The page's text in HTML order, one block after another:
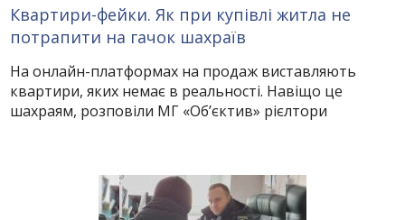
Квартири-фейки. Як при купівлі житла не
потрапити на гачок шахраїв
На онлайн-платформах на продаж виставляють
квартири, яких немає в реальності. Навіщо це
шахраям, розповіли МГ «Об’єктив» рієлтори